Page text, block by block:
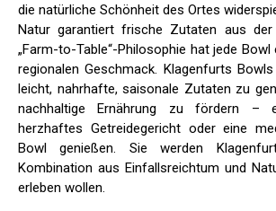
die natürliche Schönheit des Ortes
Natur garantiert frische Zutaten aus der
„Farm-to-Table“-Philosophie hat jede Bowl
regionalen Geschmack. Klagenfurts
leicht, nahrhafte, saisonale Zutaten zu
nachhaltige Ernährung zu fördern –
herzhaftes Getreidegericht oder eine
Bowl genießen. Sie werden
Kombination aus Einfallsreichtum und
erleben wollen.